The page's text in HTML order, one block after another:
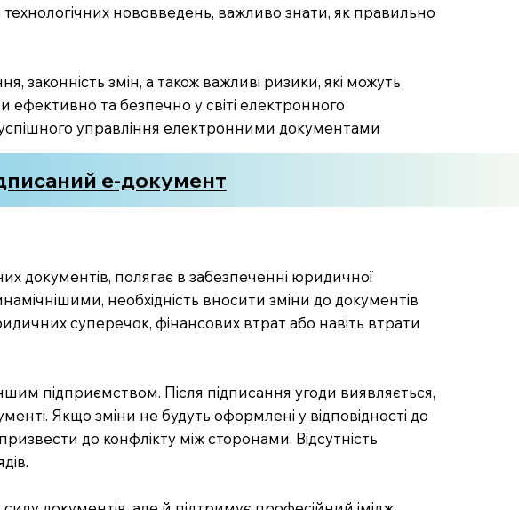
нововведень, важливо знати, як правильно
змін, а також важливі ризики, які можуть
ефективно та безпечно у світі електронного
управління електронними документами
е-документ
документів, полягає в забезпеченні юридичної
необхідність вносити зміни до документів
суперечок, фінансових втрат або навіть втрати
підприємством. Після підписання угоди виявляється,
Якщо зміни не будуть оформлені у відповідності до
до конфлікту між сторонами. Відсутність